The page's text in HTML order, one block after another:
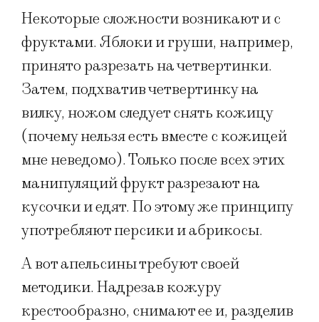
Некоторые сложности возникают и с
фруктами. Яблоки и груши, например,
принято разрезать на четвертинки.
Затем, подхватив четвертинку на
вилку, ножом следует снять кожицу
(почему нельзя есть вместе с кожицей
мне неведомо). Только после всех этих
манипуляций фрукт разрезают на
кусочки и едят. По этому же принципу
употребляют персики и абрикосы.
А вот апельсины требуют своей
методики. Надрезав кожуру
крестообразно, снимают ее и, разделив